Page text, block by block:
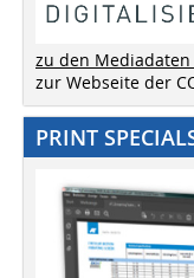
zu den Mediadaten
zur Webseite der
PRINT